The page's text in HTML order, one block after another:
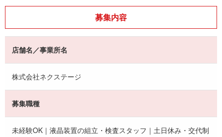
募集内容
店舗名／事業所名
株式会社ネクステージ
募集職種
未経験OK｜液晶装置の組立・検査スタッフ｜土日休み・交代制